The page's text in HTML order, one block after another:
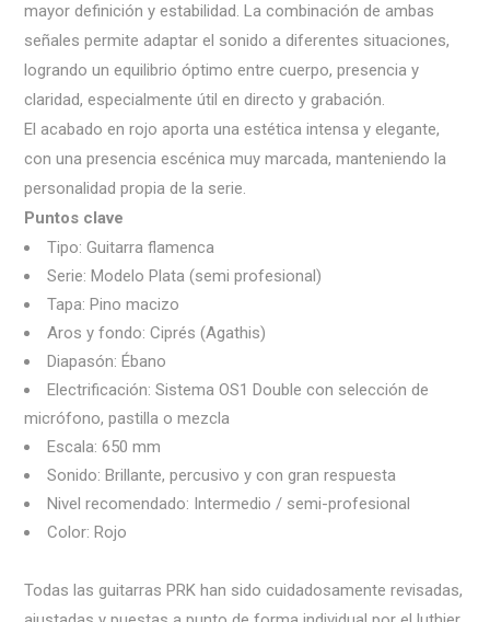
mayor definición y estabilidad. La combinación de ambas
señales permite adaptar el sonido a diferentes situaciones,
logrando un equilibrio óptimo entre cuerpo, presencia y
claridad, especialmente útil en directo y grabación.
El acabado en rojo aporta una estética intensa y elegante,
con una presencia escénica muy marcada, manteniendo la
personalidad propia de la serie.
Puntos clave
Tipo: Guitarra flamenca
Serie: Modelo Plata (semi profesional)
Tapa: Pino macizo
Aros y fondo: Ciprés (Agathis)
Diapasón: Ébano
Electrificación: Sistema OS1 Double con selección de
micrófono, pastilla o mezcla
Escala: 650 mm
Sonido: Brillante, percusivo y con gran respuesta
Nivel recomendado: Intermedio / semi-profesional
Color: Rojo
Todas las guitarras PRK han sido cuidadosamente revisadas,